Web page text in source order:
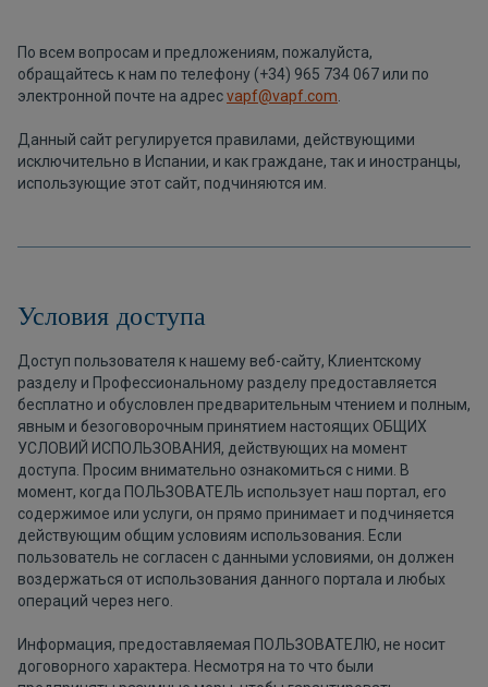
По всем вопросам и предложениям, пожалуйста,
обращайтесь к нам по телефону (+34) 965 734 067 или по
электронной почте на адресvapf@vapf.com
Данный сайт регулируется правилами, действующими
исключительно в Испании, и как граждане, так и иностранцы,
использующие этот сайт, подчиняются им.
Условия доступа
Доступ пользователя к нашему веб-сайту, Клиентскому
разделу и Профессиональному разделу предоставляется
бесплатно и обусловлен предварительным чтением и полным,
явным и безоговорочным принятием настоящих ОБЩИХ
УСЛОВИЙ ИСПОЛЬЗОВАНИЯ, действующих на момент
доступа. Просим внимательно ознакомиться с ними. В
момент, когда ПОЛЬЗОВАТЕЛЬ использует наш портал, его
содержимое или услуги, он прямо принимает и подчиняется
действующим общим условиям использования. Если
пользователь не согласен с данными условиями, он должен
воздержаться от использования данного портала и любых
операций через него.
Информация, предоставляемая ПОЛЬЗОВАТЕЛЮ, не носит
договорного характера. Несмотря на то что были